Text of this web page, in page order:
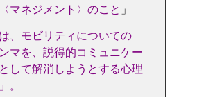
マネジメント〉のこと 」
、モビリティについての
マを、説得的コミュニケー
して解消しようとする心理
。